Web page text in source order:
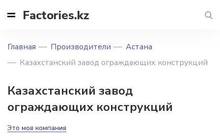
Factories.kz
Главная Производители
Астана
Казахстанский завод ограждающих конструкций
Казахстанский завод
ограждающих конструкций
Это моя компания